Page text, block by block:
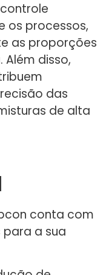
os processos,
as proporções
disso,
das
de alta
conta com
a sua